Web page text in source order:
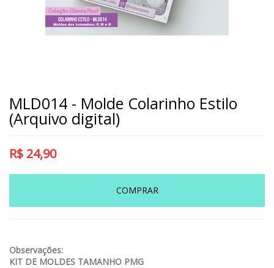
MLD014 - Molde Colarinho Estilo
(Arquivo digital)
R$ 24,90
COMPRAR
Observações:
KIT DE MOLDES TAMANHO PMG